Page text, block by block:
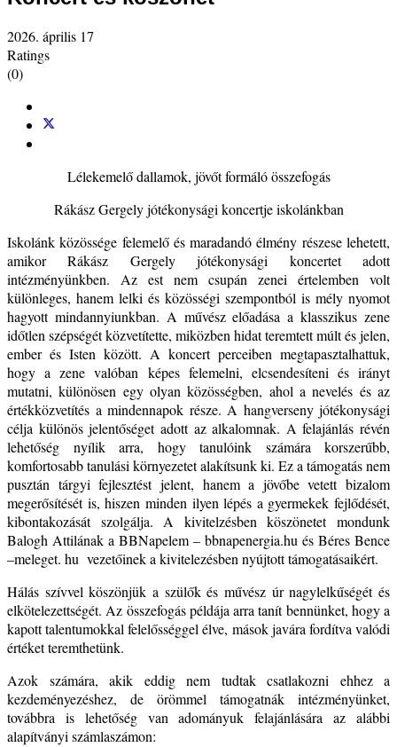
2026. április 17
Ratings
(0)
Lélekemelő dallamok, jövőt formáló összefogás
Rákász Gergelyjótékonysági koncertje iskolánkban
Iskolánk közössége felemelő és maradandó élmény részese lehetett,
amikorRákász Gergelyjótékonysági koncertet adott
intézményünkben. Az est nem csupán zenei értelemben volt
különleges, hanem lelki és közösségi szempontból is mély nyomot
hagyott mindannyiunkban. A művész előadása a klasszikus zene
időtlen szépségét közvetítette, miközben hidat teremtett múlt és jelen,
ember és Isten között. A koncert perceiben megtapasztalhattuk,
hogy a zene valóban képes felemelni, elcsendesíteni és irányt
mutatni, különösen egy olyan közösségben, ahol a nevelés és az
értékközvetítés a mindennapok része. A hangverseny jótékonysági
célja különös jelentőséget adott az alkalomnak. A felajánlás révén
lehetőség nyílik arra, hogy tanulóink számára korszerűbb,
komfortosabb tanulási környezetet alakítsunk ki. Ez a támogatás nem
pusztán tárgyi fejlesztést jelent, hanem a jövőbe vetett bizalom
megerősítését is, hiszen minden ilyen lépés a gyermekek fejlődését,
kibontakozását szolgálja. A kivitelzésben köszönetet mondunk
Balogh Attilának a BBNapelem – bbnapenergia.hu és Béres Bence
–meleget. hu vezetőinek a kivitelezésben nyújtott támogatásaikért.
Hálás szívvel köszönjük a szülők és művész úr nagylelkűségét és
elkötelezettségét. Az összefogás példája arra tanít bennünket, hogy a
kapott talentumokkal felelősséggel élve, mások javára fordítva valódi
értéket teremthetünk.
Azok számára, akik eddig nem tudtak csatlakozni ehhez a
kezdeményezéshez, de örömmel támogatnák intézményünket,
továbbra is lehetőség van adományuk felajánlására az alábbi
alapítványi számlaszámon: